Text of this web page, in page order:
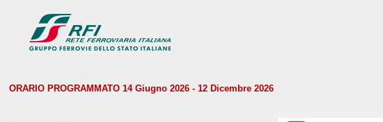
ORARIO PROGRAMMATO 14 Giugno 2026 - 12 Dicembre 2026